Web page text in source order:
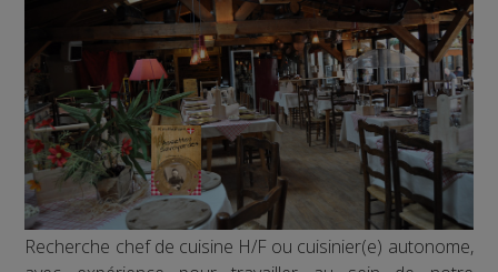
Recherche chef de cuisine H/F ou cuisinier(e) autonome,